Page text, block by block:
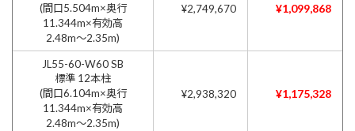
(間口5.504m×奥行
11.344m×有効高
2.48m〜2.35m)
¥2,749,670 ¥1,099,868
JL55-60-W60 SB
標準 12本柱
(間口6.104m×奥行
11.344m×有効高
2.48m〜2.35m)
¥2,938,320 ¥1,175,328